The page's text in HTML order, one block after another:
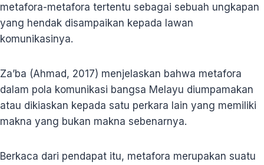
metafora-metafora tertentu sebagai sebuah ungkapan
yang hendak disampaikan kepada lawan
komunikasinya.
Za’ba (Ahmad, 2017) menjelaskan bahwa metafora
dalam pola komunikasi bangsa Melayu diumpamakan
atau dikiaskan kepada satu perkara lain yang memiliki
makna yang bukan makna sebenarnya.
Berkaca dari pendapat itu, metafora merupakan suatu